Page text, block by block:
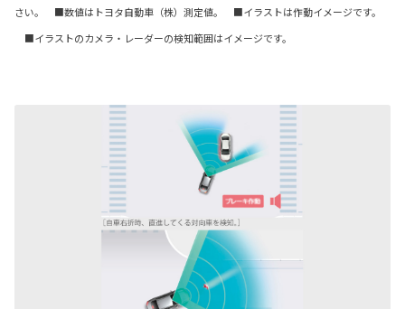
さい。 ■数値はトヨタ自動車（株）測定値。 ■イラストは作動イメージです。
■イラストのカメラ・レーダーの検知範囲はイメージです。